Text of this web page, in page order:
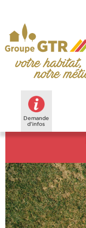
Demande
d'infos